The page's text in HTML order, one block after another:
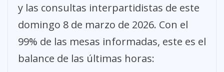
y las consultas interpartidistas de este
domingo 8 de marzo de 2026. Con el
99% de las mesas informadas, este es el
balance de las últimas horas: